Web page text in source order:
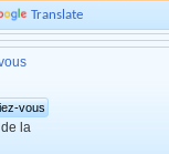
Translate
la